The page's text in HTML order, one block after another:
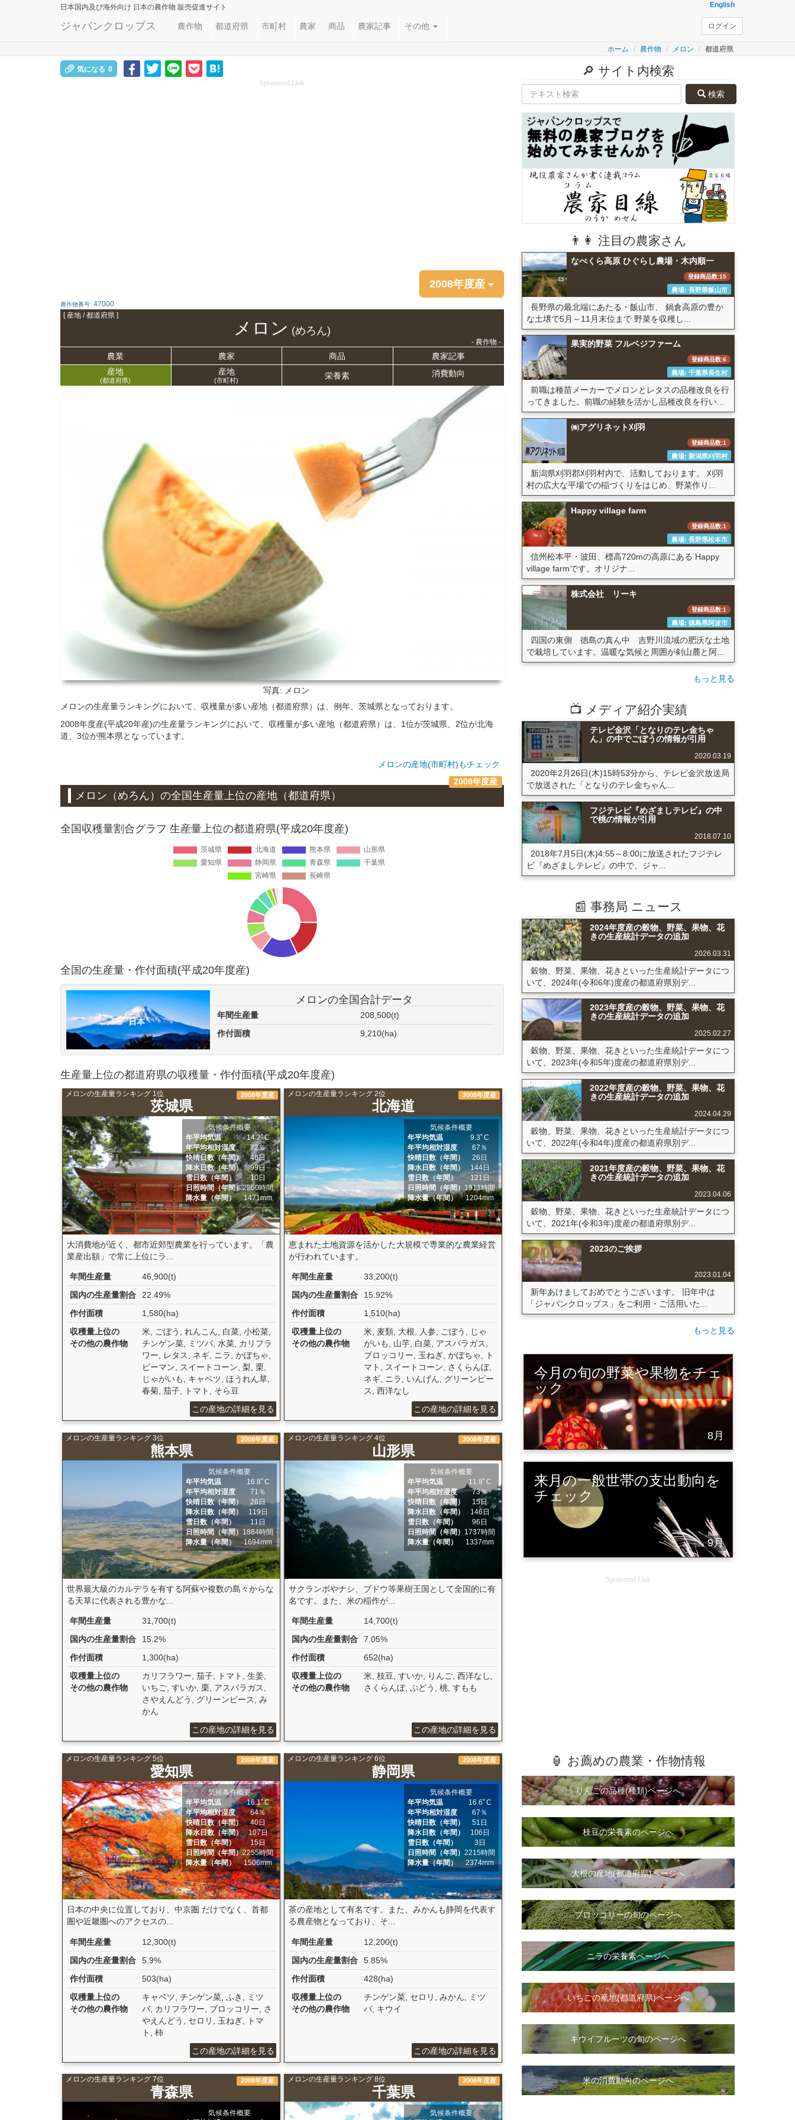
日本国内及び海外向け 日本の農作物 販売促進サイト English
ジャパンクロップス 農作物 都道府県 市町村 農家 商品 農家記事 その他 ログイン
ホーム 農作物 メロン 都道府県
気になる 0
Sponsored Link
2008年度産
農作物番号: 47000
[ 産地 / 都道府県 ]
メロン (めろん)
- 農作物 -
農業 農家 商品
農家記事
産地
(都道府県)
産地
(市町村) 栄養素 消費動向
写真: メロン
メロンの生産量ランキングにおいて、収穫量が多い産地（都道府県）は、例年、茨城県となっております。
2008年度産(平成20年産)の生産量ランキングにおいて、収穫量が多い産地（都道府県）は、1位が茨城県、2位が北海
道、3位が熊本県となっています。
メロンの産地(市町村)もチェック
2008年度産
メロン（めろん）の全国生産量上位の産地 （都道府県）
全国収穫量割合グラフ 生産量上位の都道府県(平成20年度産)
全国の生産量・作付面積(平成20年度産)
日本
メロンの全国合計データ
年間生産量
208,500(t)
作付面積
9,210(ha)
生産量上位の都道府県の収穫量・作付面積(平成20年度産)
メロンの生産量ランキング 1位
茨城県
2008年度産
気候条件概要
年平均気温
14.2ﾟC
年平均相対湿度
72％
快晴日数（年間）
46日
降水日数（年間）
99日
雪日数（年間）
10日
日照時間（年間）2250時間
降水量（年間）
1471mm
大消費地が近く、都市近郊型農業を行っています。「農
業産出額」で常に上位にラ...
年間生産量
46,900(t)
国内の生産量割合
22.49%
作付面積
1,580(ha)
収穫量上位の
その他の農作物
米, ごぼう, れんこん, 白菜, 小松菜,
チンゲン菜, ミツバ, 水菜, カリフラ
ワー, レタス, ネギ, ニラ, かぼちゃ,
ピーマン, スイートコーン, 梨, 栗,
じゃがいも, キャベツ, ほうれん草,
春菊, 茄子, トマト, そら豆
この産地の詳細を見る
メロンの生産量ランキング 2位
北海道
2008年度産
気候条件概要
年平均気温
9.3ﾟC
年平均相対湿度
67％
快晴日数（年間）
26日
降水日数（年間）
144日
雪日数（年間）
121日
日照時間（年間）1913時間
降水量（年間）
1204mm
恵まれた土地資源を活かした大規模で専業的な農業経営
が行われています。
年間生産量
33,200(t)
国内の生産量割合
15.92%
作付面積
1,510(ha)
収穫量上位の
その他の農作物
米, 麦類, 大根, 人参, ごぼう, じゃ
がいも, 山芋, 白菜, アスパラガス,
ブロッコリー, 玉ねぎ, かぼちゃ, ト
マト, スイートコーン, さくらんぼ,
ネギ, ニラ, いんげん, グリーンピー
ス, 西洋なし
この産地の詳細を見る
メロンの生産量ランキング 3位
熊本県
2008年度産
気候条件概要
年平均気温
16.8ﾟC
年平均相対湿度
71％
快晴日数（年間）
26日
降水日数（年間）
119日
雪日数（年間）
11日
日照時間（年間） 1884時間
降水量（年間）
1694mm
世界最大級のカルデラを有する阿蘇や複数の島々からな
る天草に代表される豊かな...
年間生産量
31,700(t)
国内の生産量割合
15.2%
作付面積
1,300(ha)
収穫量上位の
その他の農作物
カリフラワー, 茄子, トマト, 生姜,
いちご, すいか, 栗, アスパラガス,
さやえんどう, グリーンピース, み
かん
この産地の詳細を見る
メロンの生産量ランキング 4位
山形県
2008年度産
気候条件概要
年平均気温
11.8ﾟC
年平均相対湿度
73％
快晴日数（年間）
15日
降水日数（年間）
146日
雪日数（年間）
96日
日照時間（年間） 1737時間
降水量（年間）
1337mm
サクランボやナシ、ブドウ等果樹王国として全国的に有
名です。また、米の稲作が...
年間生産量
14,700(t)
国内の生産量割合
7.05%
作付面積
652(ha)
収穫量上位の
その他の農作物
米, 枝豆, すいか, りんご, 西洋なし,
さくらんぼ, ぶどう, 桃, すもも
この産地の詳細を見る
メロンの生産量ランキング 5位
愛知県
2008年度産
気候条件概要
年平均気温
16.1ﾟC
年平均相対湿度
64％
快晴日数（年間）
40日
降水日数（年間）
107日
雪日数（年間）
15日
日照時間（年間）2255時間
降水量（年間）
1506mm
日本の中央に位置しており、中京圏 だけでなく、首都
圏や近畿圏へのアクセスの...
年間生産量
12,300(t)
国内の生産量割合
5.9%
作付面積
503(ha)
収穫量上位の
その他の農作物
キャベツ, チンゲン菜, ふき, ミツ
バ, カリフラワー, ブロッコリー, さ
やえんどう, セロリ, 玉ねぎ, トマ
ト, 柿
この産地の詳細を見る
メロンの生産量ランキング 6位
静岡県
2008年度産
気候条件概要
年平均気温
16.6ﾟC
年平均相対湿度
67％
快晴日数（年間）
51日
降水日数（年間）
106日
雪日数（年間）
3日
日照時間（年間）2215時間
降水量（年間）
2374mm
茶の産地として有名です。また、みかんも静岡を代表す
る農産物となっており、そ...
年間生産量
12,200(t)
国内の生産量割合
5.85%
作付面積
428(ha)
収穫量上位の
その他の農作物
チンゲン菜, セロリ, みかん, ミツ
バ, キウイ
この産地の詳細を見る
メロンの生産量ランキング 7位
青森県
2008年度産
気候条件概要
メロンの生産量ランキング 8位
千葉県
2008年度産
気候条件概要
🔎 サイト内検索
検索
👨👩 注目の農家さん
なべくら高原 ひぐらし農場・木内順一
登録商品数:15
農場: 長野県飯山市
長野県の最北端にあたる・飯山市、 鍋倉高原の豊か
な土壌で5月～11月末位まで 野菜を収穫し...
果実的野菜 フルベジファーム
登録商品数:6
農場: 千葉県長生村
前職は種苗メーカーでメロンとレタスの品種改良を行
ってきました。前職の経験を活かし品種改良を行い...
㈱アグリネット刈羽
登録商品数:1
農場: 新潟県刈羽村
新潟県刈羽郡刈羽村内で、活動しております。 刈羽
村の広大な平場での稲づくりをはじめ、野菜作り...
Happy village farm
登録商品数:1
農場: 長野県松本市
信州松本平・波田、標高720mの高原にある Happy
village farmです。オリジナ...
株式会社 リーキ
登録商品数:1
農場: 徳島県阿波市
四国の東側 徳島の真ん中 吉野川流域の肥沃な土地
で栽培しています。温暖な気候と周囲が剣山麓と阿...
もっと見る
📺 メディア紹介実績
テレビ金沢「となりのテレ金ちゃ
ん」の中でごぼうの情報が引用
2020.03.19
2020年2月26日(木)15時53分から、テレビ金沢放送局
で放送された「となりのテレ金ちゃん...
フジテレビ『めざましテレビ』の中
で桃の情報が引用
2018.07.10
2018年7月5日(木)4:55～8:00に放送されたフジテレ
ビ『めざましテレビ』の中で、ジャ...
📰 事務局 ニュース
2024年度産の穀物、野菜、果物、花
きの生産統計データの追加
2026.03.31
穀物、野菜、果物、花きといった生産統計データにつ
いて、2024年(令和6年)度産の都道府県別デ...
2023年度産の穀物、野菜、果物、花
きの生産統計データの追加
2025.02.27
穀物、野菜、果物、花きといった生産統計データにつ
いて、2023年(令和5年)度産の都道府県別デ...
2022年度産の穀物、野菜、果物、花
きの生産統計データの追加
2024.04.29
穀物、野菜、果物、花きといった生産統計データにつ
いて、2022年(令和4年)度産の都道府県別デ...
2021年度産の穀物、野菜、果物、花
きの生産統計データの追加
2023.04.06
穀物、野菜、果物、花きといった生産統計データにつ
いて、2021年(令和3年)度産の都道府県別デ...
2023のご挨拶
2023.01.04
新年あけましておめでとうございます。 旧年中は
「ジャパンクロップス」をご利用・ご活用いた...
もっと見る
今月の旬の野菜や果物をチェ
ック
8月
来月の一般世帯の支出動向を
チェック
9月
Sponsored Link
🏮 お薦めの農業・作物情報
りんごの品種(種類)ページへ
枝豆の栄養素のページへ
大根の産地(都道府県)ページへ
ブロッコリーの旬のページへ
ニラの栄養素ページへ
いちごの産地(都道府県)ページへ
キウイフルーツの旬のページへ
米の消費動向のページへ